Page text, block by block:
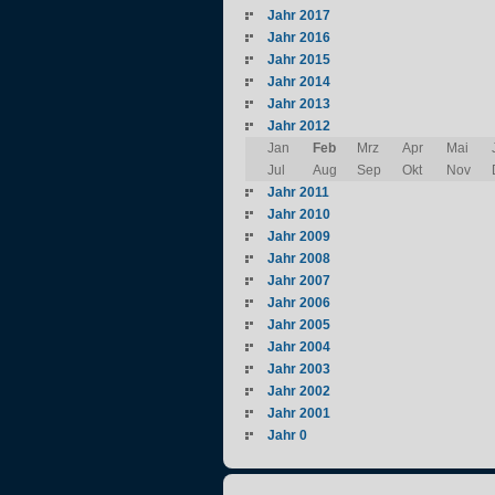
Jahr 2017
Jahr 2016
Jahr 2015
Jahr 2014
Jahr 2013
Jahr 2012
Jan
Feb Mrz Apr Mai
Jul
Aug Sep Okt Nov
Jahr 2011
Jahr 2010
Jahr 2009
Jahr 2008
Jahr 2007
Jahr 2006
Jahr 2005
Jahr 2004
Jahr 2003
Jahr 2002
Jahr 2001
Jahr 0